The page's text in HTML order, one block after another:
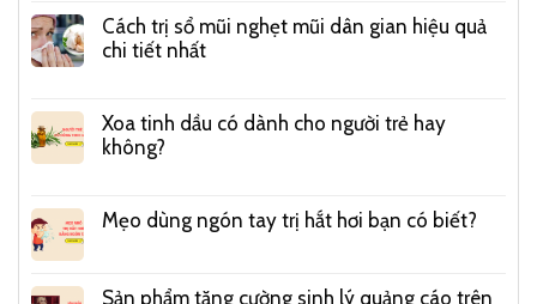
Cách trị sổ mũi nghẹt mũi dân gian hiệu quả
chi tiết nhất
Xoa tinh dầu có dành cho người trẻ hay
không?
Mẹo dùng ngón tay trị hắt hơi bạn có biết?
Sản phẩm tăng cường sinh lý quảng cáo trên